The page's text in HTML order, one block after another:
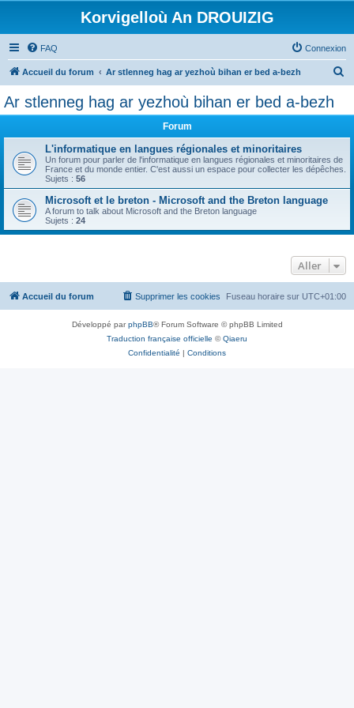
Korvigelloù An DROUIZIG
FAQ Connexion
Accueil du forum Ar stlenneg hag ar yezhoù bihan er bed a-bezh
Ar stlenneg hag ar yezhoù bihan er bed a-bezh
Forum
L'informatique en langues régionales et minoritaires
Un forum pour parler de l'informatique en langues régionales et minoritaires de
France et du monde entier. C'est aussi un espace pour collecter les dépêches.
Sujets : 56
Microsoft et le breton - Microsoft and the Breton language
A forum to talk about Microsoft and the Breton language
Sujets : 24
Aller
Accueil du forum Fuseau horaire sur UTC+01:00
Supprimer les cookies
Développé parphpBB® Forum Software © phpBB Limited
Traduction française officielle ©Qiaeru
Confidentialité | Conditions